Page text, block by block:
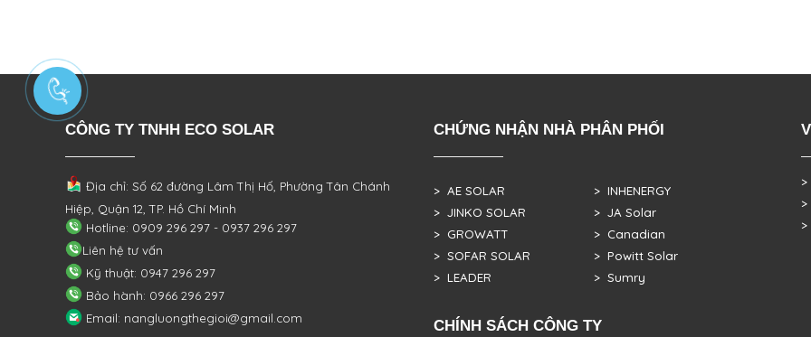
CÔNG TY TNHH ECO SOLAR
Địa chỉ: Số 62 đường Lâm Thị Hố, PhườngTân Chánh
Hiệp, Quận 12, TP. Hồ Chí Minh
Hotline: 0909 296 297 - 0937 296 297
Liên hệ tư vấn
Kỹ thuật: 0947 296 297
Bảo hành: 0966 296 297
Email: nangluongthegioi@gmail.com
CHỨNG NHẬN NHÀ PHÂN PHỐI
> AE SOLAR
> JINKO SOLAR
> GROWATT
> SOFAR SOLAR
> LEADER
> INHENERGY
> JA Solar
> Canadian
> Powitt Solar
> Sumry
CHÍNH SÁCH CÔNG TY
>